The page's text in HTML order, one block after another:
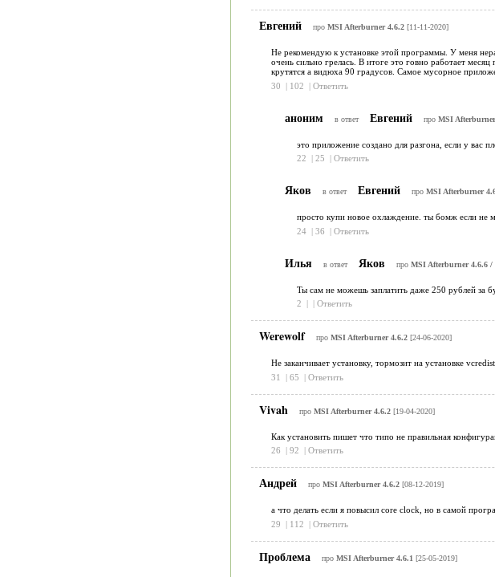
Евгений про MSI Afterburner 4.6.2[11-11-2020]
Не рекомендую к установке этой программы. У меня
очень сильно грелась. В итоге это говно работает
крутятся а видюха 90 градусов. Самое мусорное
30
| 102 | Ответить
аноним в ответ Евгений про MSI
это приложение создано для разгона, если у вас
22
| 25 | Ответить
Яков в ответ Евгений про MSI Afterburner
просто купи новое охлаждение. ты бомж если не
24 | 36 | Ответить
Илья в ответ Яков про MSI Afterburner 4.6.6 /
Ты сам не можешь заплатить даже 250 рублей за
2
| | Ответить
Werewolf про MSI Afterburner 4.6.2[24-06-2020]
Не заканчивает установку, тормозит на установке
31
| 65 | Ответить
Vivah про MSI Afterburner 4.6.2[19-04-2020]
Как установить пишет что типо не правильная
26
| 92 | Ответить
Андрей про MSI Afterburner 4.6.2[08-12-2019]
а что делать если я повысил core clock, но в самой
29
| 112 | Ответить
Проблема про MSI Afterburner 4.6.1 [25-05-2019]